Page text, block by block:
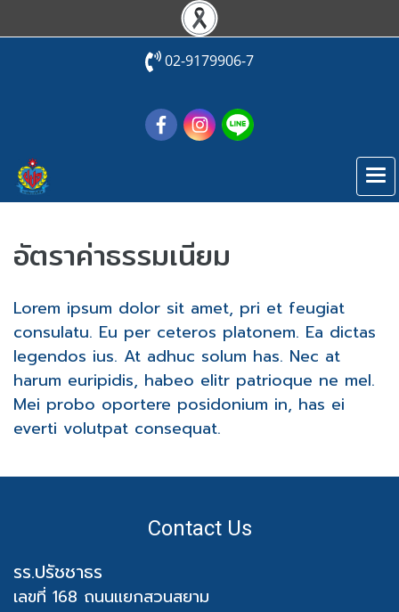
02-9179906-7
อัตราค่าธรรมเนียม
Lorem ipsum dolor sit amet, pri et feugiat
consulatu. Eu per ceteros platonem. Ea dictas
legendos ius. At adhuc solum has. Nec at
harum euripidis, habeo elitr patrioque ne mel.
Mei probo oportere posidonium in, has ei
everti volutpat consequat.
Contact Us
รร.ปรัชชาธร
เลขที่ 168 ถนนแยกสวนสยาม